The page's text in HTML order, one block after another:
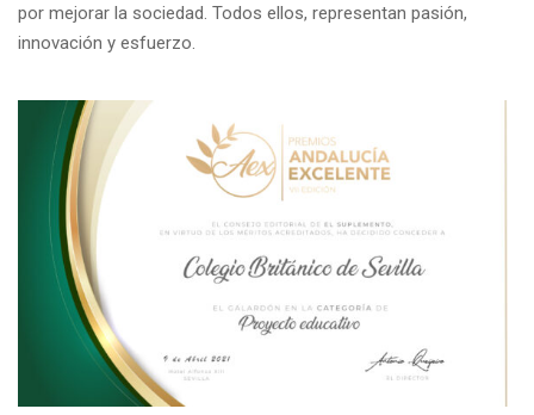
por mejorar la sociedad. Todos ellos, representan pasión,
innovación y esfuerzo.